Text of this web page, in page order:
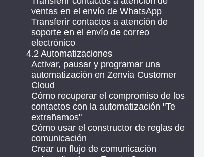
ventas en el envío de WhatsApp
Transferir contactos a atención de
soporte en el envío de correo
electrónico
4.2 Automatizaciones
Activar, pausar y programar una
automatización en Zenvia Customer
Cloud
Cómo recuperar el compromiso de los
contactos con la automatización "Te
extrañamos"
Cómo usar el constructor de reglas de
comunicación
Crear un flujo de comunicación